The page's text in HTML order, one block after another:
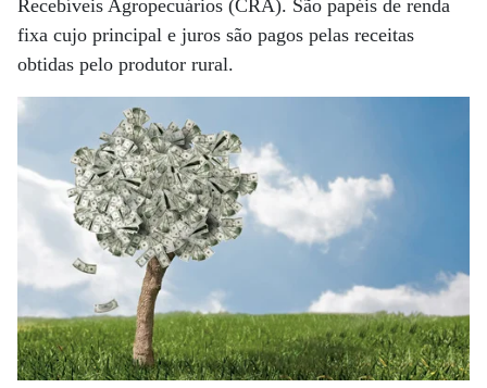
Recebíveis Agropecuários (CRA). São papéis de renda
fixa cujo principal e juros são pagos pelas receitas
obtidas pelo produtor rural.